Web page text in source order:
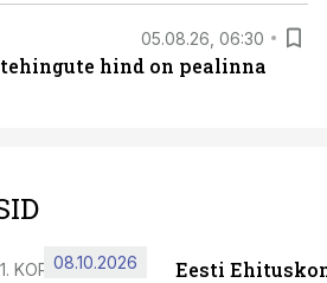
05.08.26, 06:30
hind on pealinna
KORRUSEL
08.10.2026 Eesti